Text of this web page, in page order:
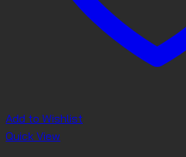
Add to Wishlist
Quick View